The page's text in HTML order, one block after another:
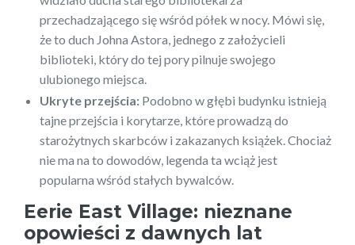
przechadzającego się wśród półek w nocy. Mówi się,
że to duch Johna Astora, jednego z założycieli
biblioteki, który do tej pory pilnuje swojego
ulubionego miejsca.
Ukryte przejścia: Podobno w głębi budynku istnieją
tajne przejścia i korytarze, które prowadzą do
starożytnych skarbców i zakazanych książek. Chociaż
nie ma na to dowodów, legenda ta wciąż jest
popularna wśród stałych bywalców.
Eerie East Village: nieznane
opowieści z dawnych lat